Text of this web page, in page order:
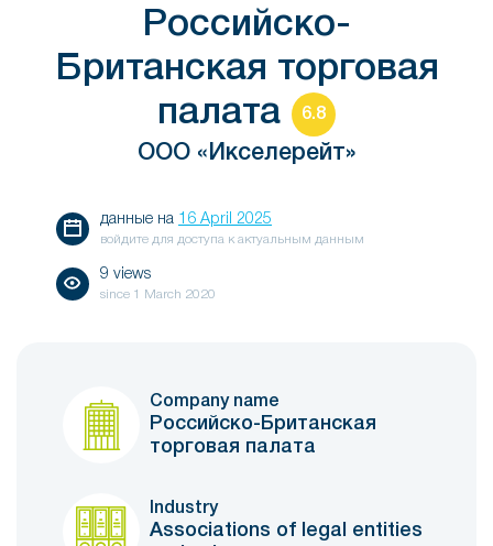
Российско-
Британская торговая
палата
6.8
ООО «Икселерейт»
данные на 16 April 2025
войдите для доступа к актуальным данным
9 views
since 1 March 2020
Company name
Российско-Британская
торговая палата
Industry
Associations of legal entities